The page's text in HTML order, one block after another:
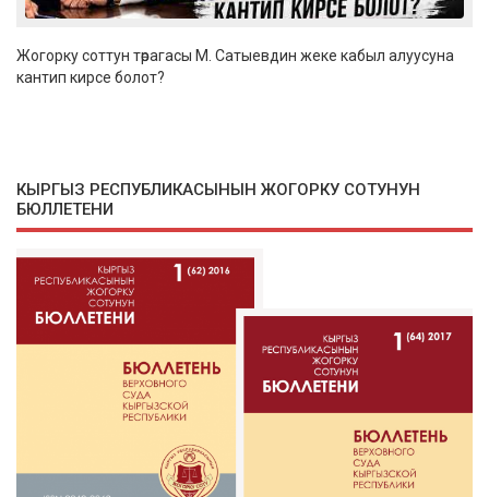
Жогорку соттун төрагасы М. Сатыевдин жеке кабыл алуусуна
кантип кирсе болот?
КЫРГЫЗ РЕСПУБЛИКАСЫНЫН ЖОГОРКУ СОТУНУН
БЮЛЛЕТЕНИ